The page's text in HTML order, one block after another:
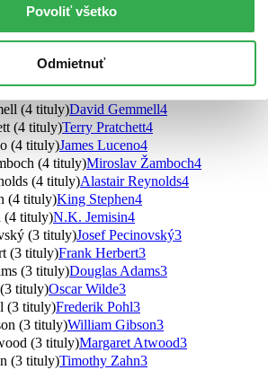
Povoliť všetko
Odmietnuť
(5 titulov)Peter F. Hamilton
(5 titulov)Roger Zelazny5
(5 titulov)
František Kotleta
(5 titulov)James S.A. Corey
(4 tituly)Stephen King4
(4 tituly)David Gemmell4
(4 tituly)Terry Pratchett4
(4 tituly)James Luceno4
(4 tituly)Miroslav Žamboch4
(4 tituly)Alastair Reynolds4
(4 tituly)King Stephen4
(4 tituly)N.K. Jemisin4
(3 tituly)Josef Pecinovský3
(3 tituly)Frank Herbert3
(3 tituly)Douglas Adams3
tituly)Oscar Wilde3
(3 tituly)Frederik Pohl3
(3 tituly)William Gibson3
(3 tituly)Margaret Atwood3
(3 tituly)Timothy Zahn3